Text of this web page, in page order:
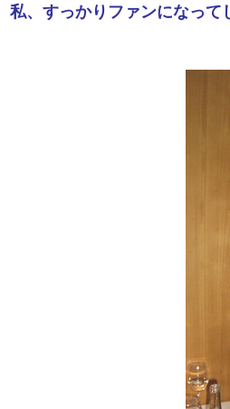
私、すっかりファンになって